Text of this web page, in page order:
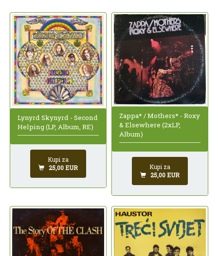
Lynyrd Skynyrd - Second
Helping (LP, Album, RE)
Kupi za
25,00 EUR
Zappa* / Mothers* - Roxy
& Elsewhere (2xLP,
Album)
Kupi za
25,00 EUR